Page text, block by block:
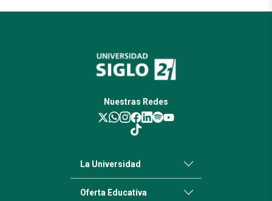
Nuestras Redes
La Universidad
Oferta Educativa